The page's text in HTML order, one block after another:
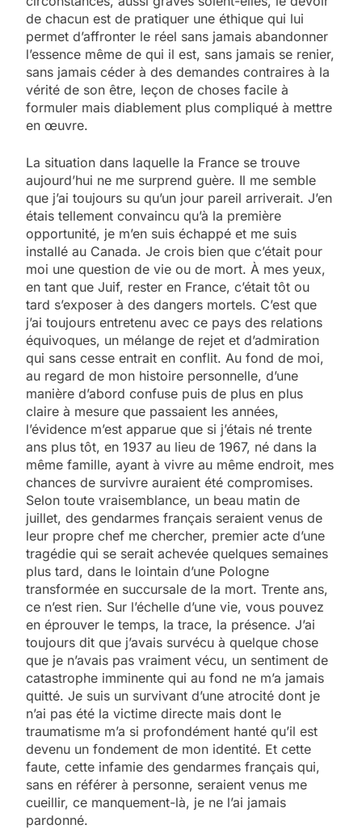
de chacun est de pratiquer une éthique qui lui
permet d’affronter le réel sans jamais abandonner
l’essence même de qui il est, sans jamais se renier,
sans jamais céder à des demandes contraires à la
vérité de son être, leçon de choses facile à
formuler mais diablement plus compliqué à mettre
en œuvre.
La situation dans laquelle la France se trouve
aujourd’hui ne me surprend guère. Il me semble
que j’ai toujours su qu’un jour pareil arriverait. J’en
étais tellement convaincu qu’à la première
opportunité, je m’en suis échappé et me suis
installé au Canada. Je crois bien que c’était pour
moi une question de vie ou de mort. À mes yeux,
en tant que Juif, rester en France, c’était tôt ou
tard s’exposer à des dangers mortels. C’est que
j’ai toujours entretenu avec ce pays des relations
équivoques, un mélange de rejet et d’admiration
qui sans cesse entrait en conflit. Au fond de moi,
au regard de mon histoire personnelle, d’une
manière d’abord confuse puis de plus en plus
claire à mesure que passaient les années,
l’évidence m’est apparue que si j’étais né trente
ans plus tôt, en 1937 au lieu de 1967, né dans la
même famille, ayant à vivre au même endroit, mes
chances de survivre auraient été compromises.
Selon toute vraisemblance, un beau matin de
juillet, des gendarmes français seraient venus de
leur propre chef me chercher, premier acte d’une
tragédie qui se serait achevée quelques semaines
plus tard, dans le lointain d’une Pologne
transformée en succursale de la mort. Trente ans,
ce n’est rien. Sur l’échelle d’une vie, vous pouvez
en éprouver le temps, la trace, la présence. J’ai
toujours dit que j’avais survécu à quelque chose
que je n’avais pas vraiment vécu, un sentiment de
catastrophe imminente qui au fond ne m’a jamais
quitté. Je suis un survivant d’une atrocité dont je
n’ai pas été la victime directe mais dont le
traumatisme m’a si profondément hanté qu’il est
devenu un fondement de mon identité. Et cette
faute, cette infamie des gendarmes français qui,
sans en référer à personne, seraient venus me
cueillir, ce manquement-là, je ne l’ai jamais
pardonné.